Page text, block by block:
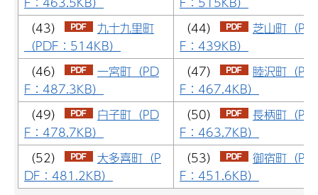
（43）
九十九里町
（PDF：514KB）
（44）
芝山町（PD
F：439KB）
（46）
一宮町（PD
F：487.3KB）
（47）
睦沢町（PD
F：467.4KB）
（49）
白子町（PD
F：478.7KB）
（50）
長柄町（PD
F：463.7KB）
（52）
大多喜町（P
DF：481.2KB）
（53）
御宿町（PD
F：451.6KB）